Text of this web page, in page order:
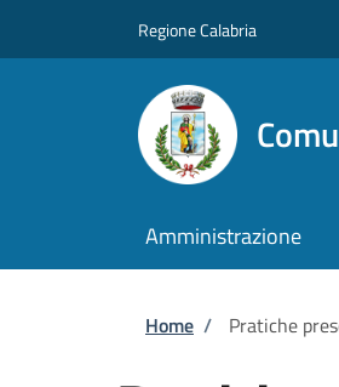
Regione Calabria
Amministrazione
Briciole
Home / Pratiche